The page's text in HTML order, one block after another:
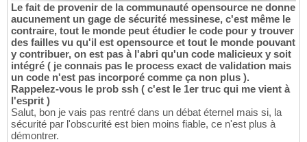
Le fait de provenir de la communauté opensource ne donne
aucunement un gage de sécurité messinese, c'est même le
contraire, tout le monde peut étudier le code pour y trouver
des failles vu qu'il est opensource et tout le monde pouvant
y contribuer, on est pas à l'abri qu'un code malicieux y soit
intégré ( je connais pas le process exact de validation mais
un code n'est pas incorporé comme ça non plus ).
Rappelez-vous le prob ssh ( c'est le 1er truc qui me vient à
l'esprit )
Salut, bon je vais pas rentré dans un débat éternel mais si, la
sécurité par l'obscurité est bien moins fiable, ce n'est plus à
démontrer.